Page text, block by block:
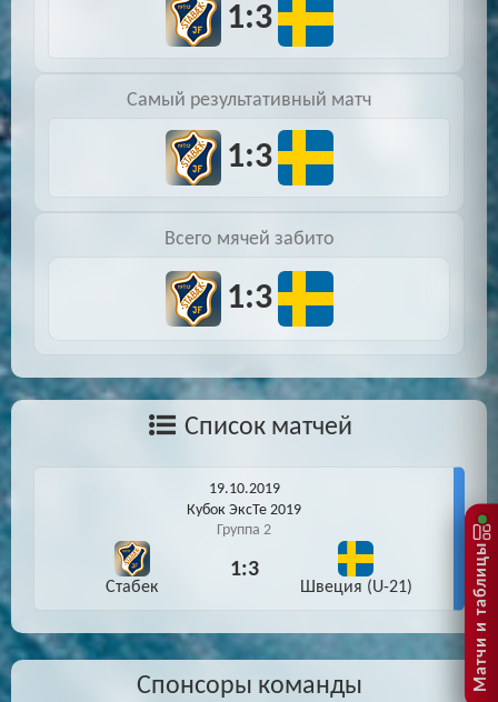
1:3
Самый результативный матч
1:3
Всего мячей забито
1:3
Список матчей
19.10.2019
Кубок ЭксТе 2019
Группа 2
Стабек
1:3
Швеция (U-21)
Спонсоры команды Матчи и таблицы